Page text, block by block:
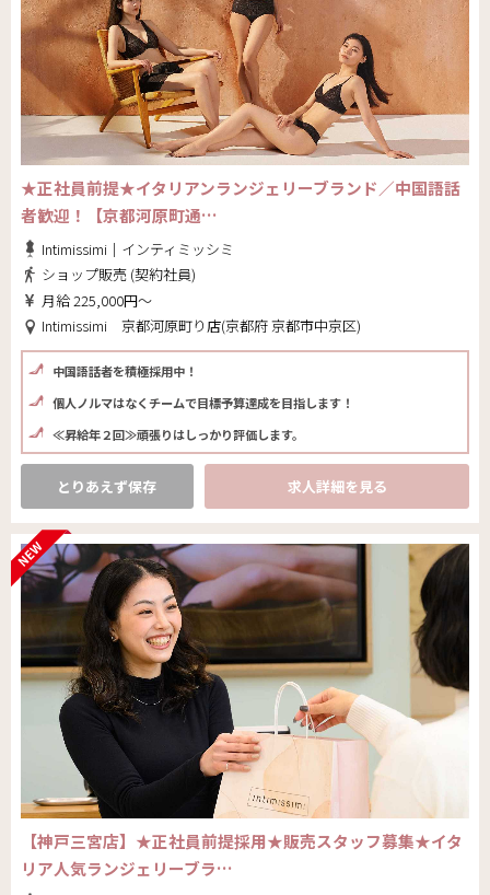
★正社員前提★イタリアンランジェリーブランド／中国語話
者歓迎！【京都河原町通…
Intimissimi｜インティミッシミ
ショップ販売 (契約社員)
月給 225,000円～
Intimissimi 京都河原町り店(京都府 京都市中京区)
中国語話者を積極採用中！
個人ノルマはなくチームで目標予算達成を目指します！
≪昇給年２回≫頑張りはしっかり評価します。
とりあえず保存 求人詳細を見る
【神戸三宮店】★正社員前提採用★販売スタッフ募集★イタ
リア人気ランジェリーブラ…